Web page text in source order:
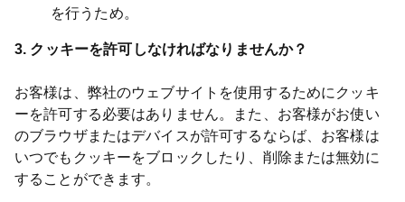
を行うため。
3. クッキーを許可しなければなりませんか？
お客様は、弊社のウェブサイトを使用するためにクッキ
ーを許可する必要はありません。また、お客様がお使い
のブラウザまたはデバイスが許可するならば、お客様は
いつでもクッキーをブロックしたり、削除または無効に
することができます。